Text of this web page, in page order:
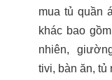
mua tủ quần
khác bao
nhiên,
tivi, bàn ăn, tủ